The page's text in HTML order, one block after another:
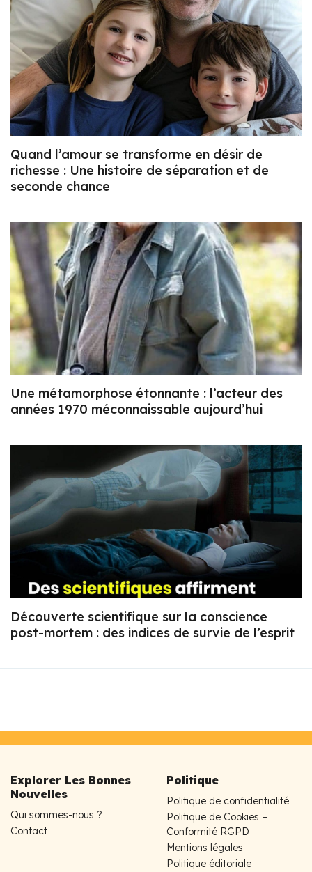
Quand l’amour se transforme en désir de
richesse : Une histoire de séparation et de
seconde chance
Une métamorphose étonnante : l’acteur des
années 1970 méconnaissable aujourd’hui
Découverte scientifique sur la conscience
post-mortem : des indices de survie de l’esprit
Explorer Les Bonnes
Nouvelles
Qui sommes-nous ?
Contact
Politique
Politique de confidentialité
Politique de Cookies –
Conformité RGPD
Mentions légales
Politique éditoriale